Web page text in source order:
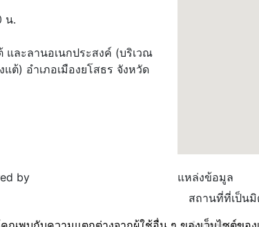
น.
และลานอเนกประสงค์ (บริเวณ
ต้) อำเภอเมืองยโสธร จังหวัด
by
แหล่งข้อมูล
สถานที่ที่เป็น